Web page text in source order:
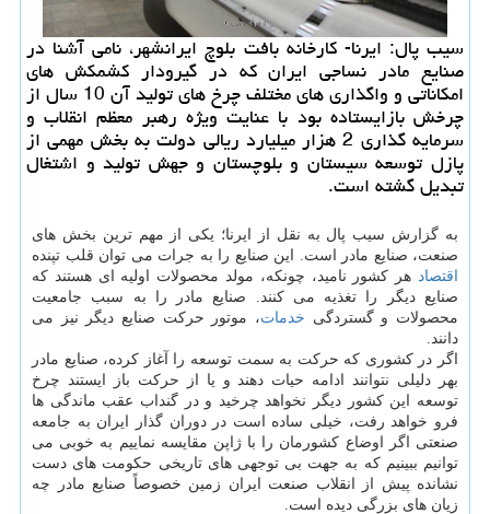
سیب پال: ایرنا- كارخانه بافت بلوچ ایرانشهر، نامی آشنا در
صنایع مادر نساجی ایران كه در گیرودار كشمكش های
امكاناتی و واگذاری های مختلف چرخ های تولید آن 10 سال از
چرخش بازایستاده بود با عنایت ویژه رهبر معظم انقلاب و
سرمایه گذاری 2 هزار میلیارد ریالی دولت به بخش مهمی از
پازل توسعه سیستان و بلوچستان و جهش تولید و اشتغال
تبدیل گشته است.
به گزارش سیب پال به نقل از ایرنا؛ یکی از مهم ترین بخش های
صنعت، صنایع مادر است. این صنایع را به جرات می توان قلب تپنده
اقتصاد هر کشور نامید، چونکه، مولد محصولات اولیه ای هستند که
صنایع دیگر را تغذیه می کنند. صنایع مادر را به سبب جامعیت
محصولات و گستردگی خدمات، موتور حرکت صنایع دیگر نیز می
دانند.
اگر در کشوری که حرکت به سمت توسعه را آغاز کرده، صنایع مادر
بهر دلیلی نتوانند ادامه حیات دهند و یا از حرکت باز ایستند چرخ
توسعه این کشور دیگر نخواهد چرخید و در گنداب عقب ماندگی ها
فرو خواهد رفت، خیلی ساده است در دوران گذار ایران به جامعه
صنعتی اگر اوضاع کشورمان را با ژاپن مقایسه نماییم به خوبی می
توانیم ببینیم که به جهت بی توجهی های تاریخی حکومت های دست
نشانده پیش از انقلاب صنعت ایران زمین خصوصاً صنایع مادر چه
زیان های بزرگی دیده است.